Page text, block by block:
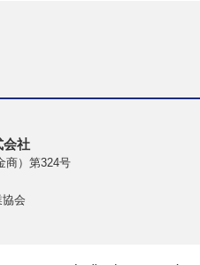
会社
商）第324号
会